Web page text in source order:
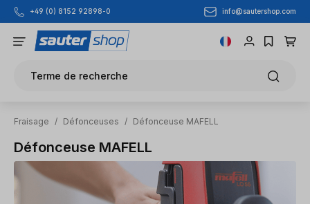
Passer au contenu principal
+49 (0) 8152 92898-0 info@sautershop.com
Terme de recherche
Fraisage / Défonceuses / Défonceuse MAFELL
Défonceuse MAFELL